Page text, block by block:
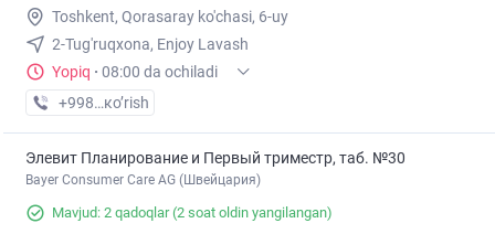
Toshkent, Qorasaray ko'chasi, 6-uy
2-Tug'ruqxona, Enjoy Lavash
Yopiq · 08:00 da ochiladi
+998 (55) XXX-XX-XX
кo’rish
Элевит Планирование и Первый триместр, таб. №30
Bayer Consumer Care AG (Швейцария)
Mavjud: 2 qadoqlar(2 soat oldin yangilangan)